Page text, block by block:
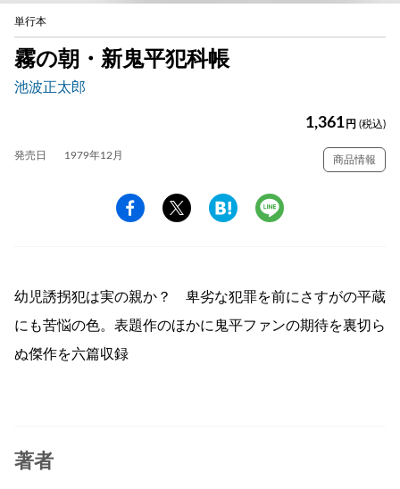
単行本
霧の朝・新鬼平犯科帳
池波正太郎
1,361 円 (税込)
発売日 1979年12月 商品情報
幼児誘拐犯は実の親か？ 卑劣な犯罪を前にさすがの平蔵
にも苦悩の色。表題作のほかに鬼平ファンの期待を裏切ら
ぬ傑作を六篇収録
著者